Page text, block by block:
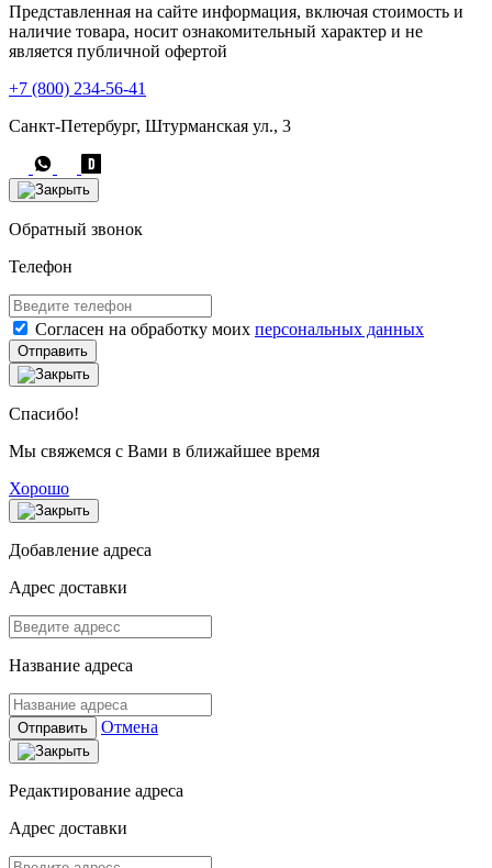
Представленная на сайте информация, включая стоимость и
наличие товара, носит ознакомительный характер и не
является публичной офертой
+7 (800) 234-56-41
Санкт-Петербург, Штурманская ул., 3
Обратный звонок
Телефон
Согласен на обработку моих персональных данных
Отправить
Спасибо!
Мы свяжемся с Вами в ближайшее время
Хорошо
Добавление адреса
Адрес доставки
Название адреса
Отправить Отмена
Редактирование адреса
Адрес доставки